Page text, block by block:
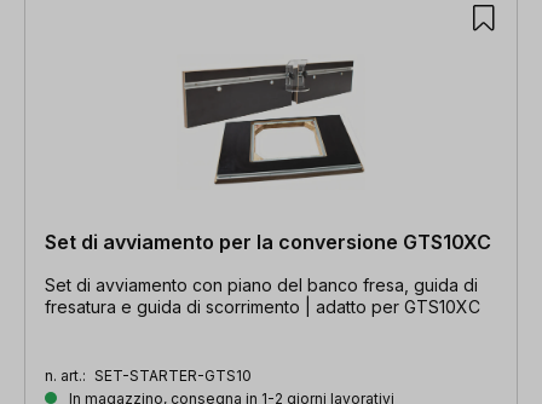
Set di avviamento per la conversione GTS10XC
Set di avviamento con piano del banco fresa, guida di
fresatura e guida di scorrimento | adatto per GTS10XC
n. art.: SET-STARTER-GTS10
In magazzino, consegna in 1-2 giorni lavorativi